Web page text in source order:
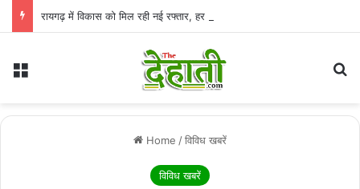
Menu
Home /विविध खबरें
विविध खबरें